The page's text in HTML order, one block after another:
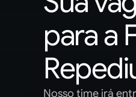
para a
Nosso time irá